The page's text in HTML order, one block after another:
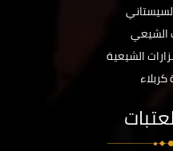
الشيعي
الشيعية